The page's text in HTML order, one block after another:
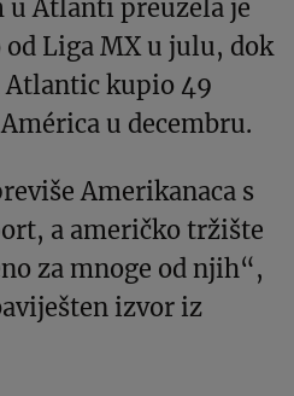
u Atlanti preuzela je
Liga MX u julu, dok
Atlantic kupio 49
u decembru.
Amerikanaca s
a američko tržište
za mnoge od njih“,
izvor iz